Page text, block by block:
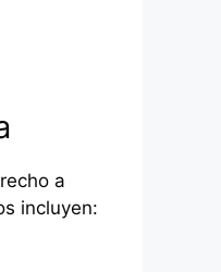
a
incluyen: